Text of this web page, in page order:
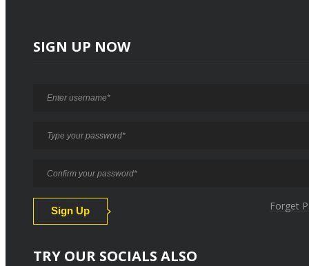
SIGN UP NOW
Forget
TRY OUR SOCIALS ALSO